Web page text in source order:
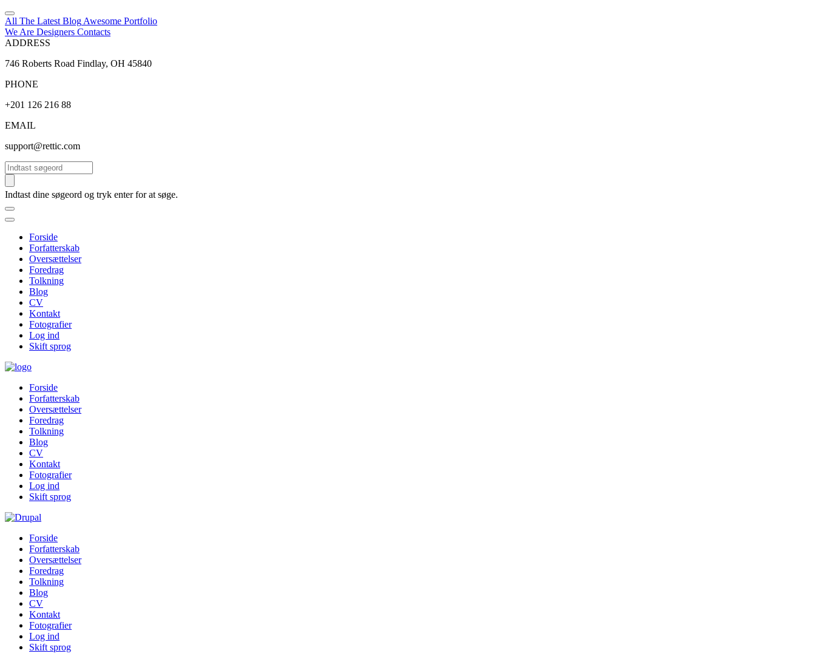
All The Latest Blog Awesome Portfolio
We Are Designers Contacts
ADDRESS
746 Roberts Road Findlay, OH 45840
PHONE
+201 126 216 88
EMAIL
support@rettic.com
Søg
Indtast dine søgeord og tryk enter for at søge.
Forside
Forfatterskab
Oversættelser
Foredrag
Tolkning
Blog
CV
Kontakt
Fotografier
Log ind
Skift sprog
Forside
Forfatterskab
Oversættelser
Foredrag
Tolkning
Blog
CV
Kontakt
Fotografier
Log ind
Skift sprog
Forside
Forfatterskab
Oversættelser
Foredrag
Tolkning
Blog
CV
Kontakt
Fotografier
Log ind
Skift sprog